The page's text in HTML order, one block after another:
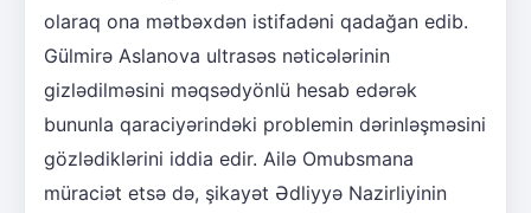
olaraq ona mətbəxdən istifadəni qadağan edib.
Gülmirə Aslanova ultrasəs nəticələrinin
gizlədilməsini məqsədyönlü hesab edərək
bununla qaraciyərindəki problemin dərinləşməsini
gözlədiklərini iddia edir. Ailə Omubsmana
müraciət etsə də, şikayət Ədliyyə Nazirliyinin